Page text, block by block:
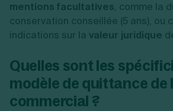
mentions facultatives, comme la
conservation conseillée (5 ans), ou
indications sur la valeur juridique
Quelles sont les
modèle de quittance de
commercial ?